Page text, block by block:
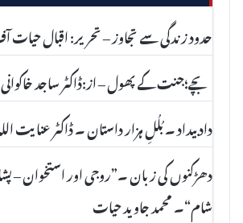
حدود زندگی سے تجاوز – تحریر: اقبال
بچے؛جنت کے پھول – از:ڈاکٹر ساجد خاکوانی
داد بیداد ۔ بُلُلِ ہزار داستان ۔ ڈاکٹر عنا یت
دھڑکنوں کی زبان ۔”روجی اور استخوان –
شام“۔ محمد جاوید حیات